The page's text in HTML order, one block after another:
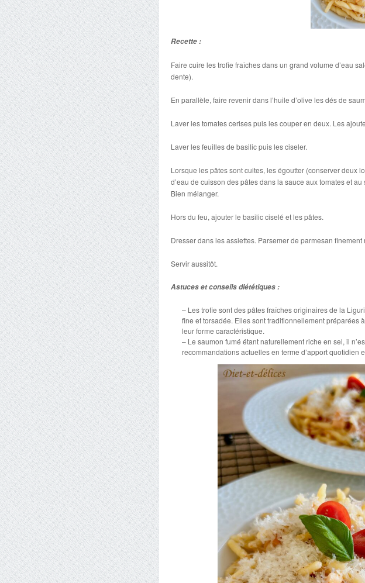
Recette :
Faire cuire les trofie fraîches dans un grand volume d’eau
dente).
En parallèle, faire revenir dans l’huile d’olive les dés de
Laver les tomates cerises puis les couper en deux. Les
Laver les feuilles de basilic puis les ciseler.
Lorsque les pâtes sont cuites, les égoutter (conserver deux
d’eau de cuisson des pâtes dans la sauce aux tomates et
Bien mélanger.
Hors du feu, ajouter le basilic ciselé et les pâtes.
Dresser dans les assiettes. Parsemer de parmesan finement
Servir aussitôt.
Astuces et conseils diététiques :
– Les trofie sont des pâtes fraîches originaires de la
fine et torsadée. Elles sont traditionnellement préparées
leur forme caractéristique.
– Le saumon fumé étant naturellement riche en sel, il
recommandations actuelles en terme d’apport quotidien